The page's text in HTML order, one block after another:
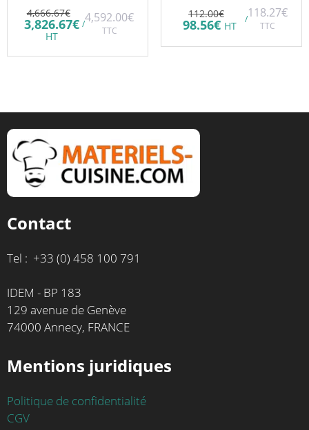
4,666.67€ Le
prix
initial
4,666.67€.
3,826.67€Le
est :
HT
/4,592.00€
TTC
112.00€
prix
initial
était :
98.56€Le
actuel
HT
/118.27€
TTC
Contact
Tel : +33 (0) 458 100 791
IDEM - BP 183
129 avenue de Genève
74000 Annecy, FRANCE
Mentions juridiques
Politique de confidentialité
CGV